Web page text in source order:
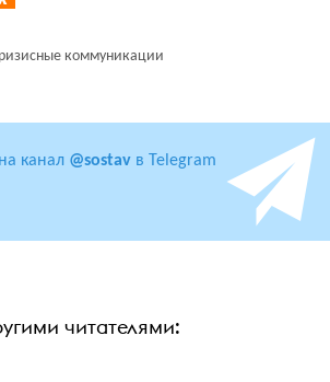
коммуникации
канал @sostav в Telegram
читателями: